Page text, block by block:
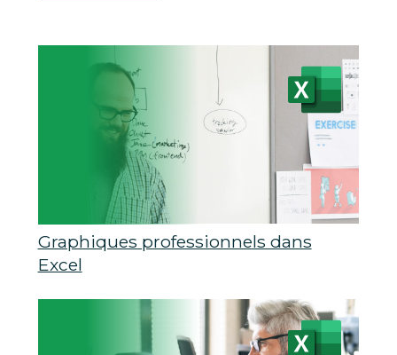
Graphiques professionnels dans
Excel